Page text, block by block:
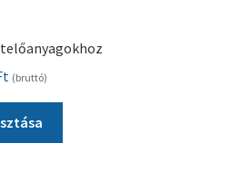
Ártartomány:
-
130 Ft
(bruttó)